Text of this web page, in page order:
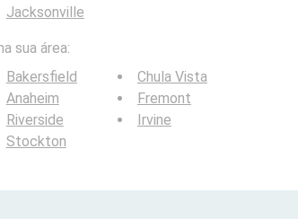
Jacksonville
sua área:
Bakersfield
Anaheim
Riverside
Stockton
Chula Vista
Fremont
Irvine